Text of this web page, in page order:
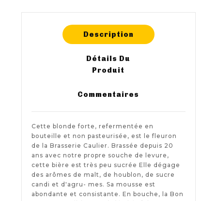
Description
Détails Du
Produit
Commentaires
Cette blonde forte, refermentée en
bouteille et non pasteurisée, est le fleuron
de la Brasserie Caulier. Brassée depuis 20
ans avec notre propre souche de levure,
cette bière est très peu sucrée Elle dégage
des arômes de malt, de houblon, de sucre
candi et d'agru- mes. Sa mousse est
abondante et consistante. En bouche, la Bon